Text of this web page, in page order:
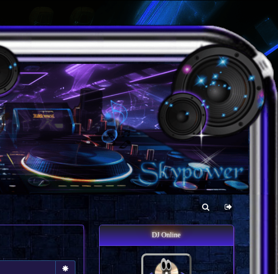
DJ Online